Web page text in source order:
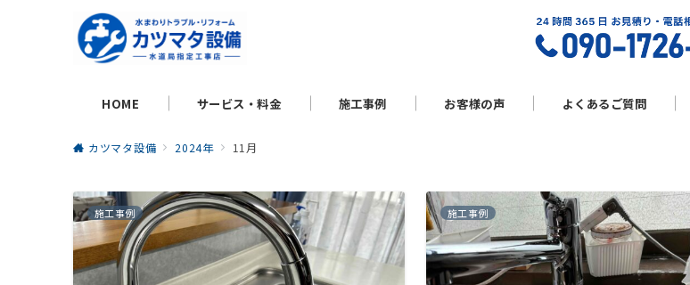
HOME サービス・料金 施工事例 お客様の声 よくあるご質問
カツマタ設備 2024年 11月
施工事例 施工事例